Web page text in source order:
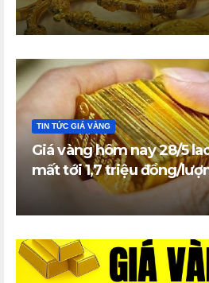
vàng nhẫn trong nước đi
TIN TỨC GIÁ VÀNG
Giá vàng hôm nay 28/5
mất tới 1,7 triệu đồng/